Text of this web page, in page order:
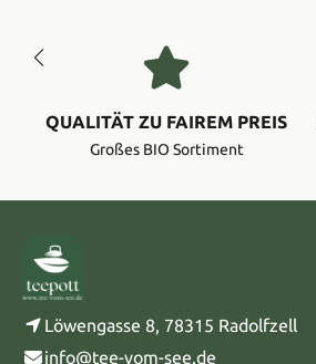
QUALITÄT ZU FAIREM PREIS
Großes BIO Sortiment
Löwengasse 8, 78315 Radolfzell
info@tee-vom-see.de